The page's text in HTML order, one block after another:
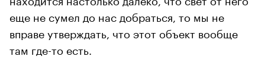
еще не сумел до нас добраться, то мы не
вправе утверждать, что этот объект вообще
там где-то есть.